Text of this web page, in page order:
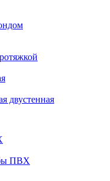
двустенная
ПВХ